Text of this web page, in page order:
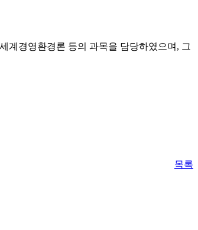
계경영환경론 등의 과목을 담당하였으며, 그
목록